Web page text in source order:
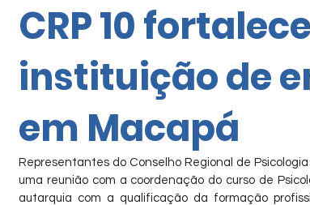
CRP 10
instituição de
em Macapá
Representantes do Conselho Regional de
uma reunião com a coordenação do curso de
autarquia com a qualificação da formação